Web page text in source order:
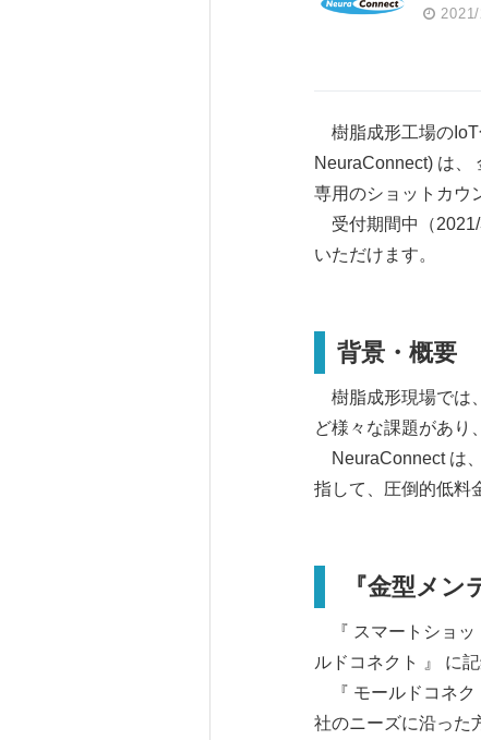
樹脂成形工場のIoT
NeuraConnect) は、
専用のショットカウ
受付期間中（2021/
いただけます。
背景・概要
樹脂成形現場では
ど様々な課題があり
NeuraConnect は
指して、圧倒的低料
『金型メン
『 スマートショッ
ルドコネクト 』 に
『 モールドコネク
社のニーズに沿った